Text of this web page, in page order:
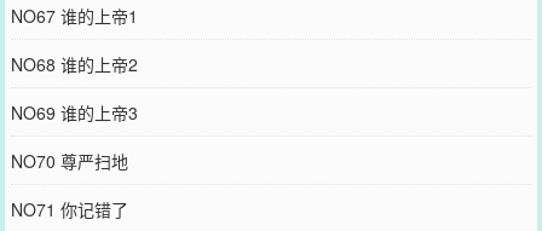
NO67 谁的上帝1
NO68 谁的上帝2
NO69 谁的上帝3
NO70 尊严扫地
NO71 你记错了